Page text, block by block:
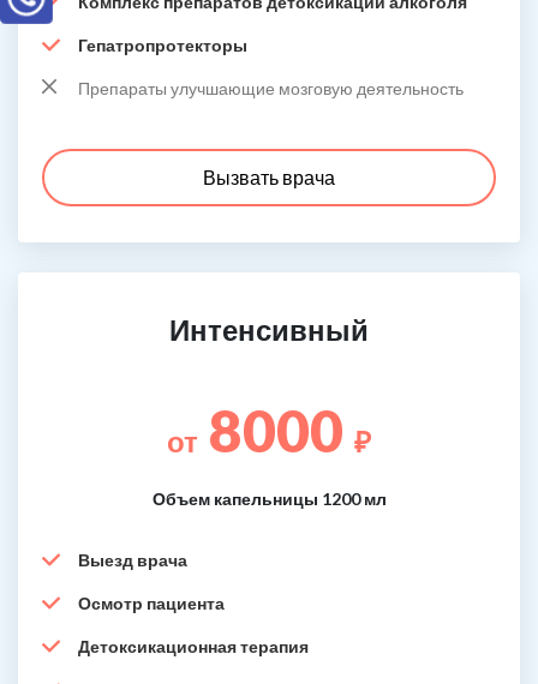
Гепатропротекторы
Препараты улучшающие мозговую деятельность
Вызвать врача
Интенсивный
от 8000 ₽
Объем капельницы 1200 мл
Выезд врача
Осмотр пациента
Детоксикационная терапия